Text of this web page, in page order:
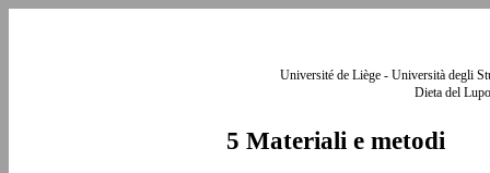
Université de Liège - Università degli
Dieta del
5 Materiali e metodi